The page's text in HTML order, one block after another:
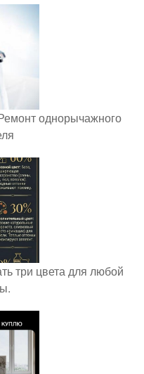
однорычажного
три цвета для любой